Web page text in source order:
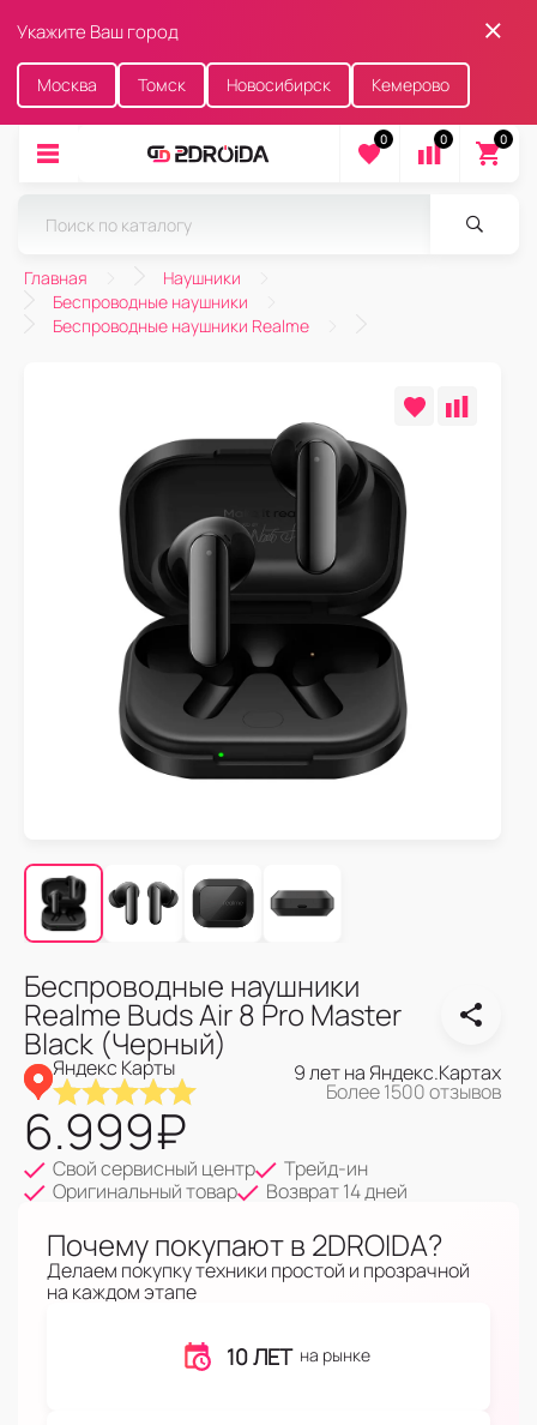
Укажите Ваш город
Москва Томск Новосибирск Кемерово
0 0 0
Главная
Наушники
Беспроводные наушники
Беспроводные наушники Realme
Беспроводные наушники
Realme Buds Air 8 Pro Master
Black (Черный)
Яндекс Карты 9 лет на Яндекс.Картах
Более 1500 отзывов
6.999₽
Свой сервисный центр
Трейд-ин
Оригинальный товар
Возврат 14 дней
Почему покупают в 2DROIDA?
Делаем покупку техники простой и прозрачной
на каждом этапе
10 ЛЕТ на рынке